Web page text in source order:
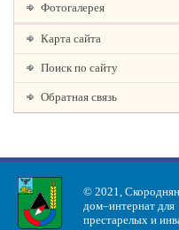
Фотогалерея
Карта сайта
Поиск по сайту
Обратная связь
© 2021,
дом–интернат для
престарелых и